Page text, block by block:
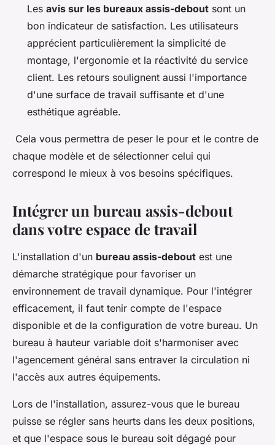
Les avis sur les bureaux assis-debout sont un
bon indicateur de satisfaction. Les utilisateurs
apprécient particulièrement la simplicité de
montage, l'ergonomie et la réactivité du service
client. Les retours soulignent aussi l'importance
d'une surface de travail suffisante et d'une
esthétique agréable.
Cela vous permettra de peser le pour et le contre de
chaque modèle et de sélectionner celui qui
correspond le mieux à vos besoins spécifiques.
Intégrer un bureau assis-debout
dans votre espace de travail
L'installation d'un bureau assis-debout est une
démarche stratégique pour favoriser un
environnement de travail dynamique. Pour l'intégrer
efficacement, il faut tenir compte de l'espace
disponible et de la configuration de votre bureau. Un
bureau à hauteur variable doit s'harmoniser avec
l'agencement général sans entraver la circulation ni
l'accès aux autres équipements.
Lors de l'installation, assurez-vous que le bureau
puisse se régler sans heurts dans les deux positions,
et que l'espace sous le bureau soit dégagé pour